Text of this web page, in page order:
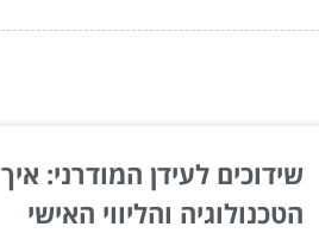
שידוכים לעידן המודרני: איך
הטכנולוגיה והליווי האישי